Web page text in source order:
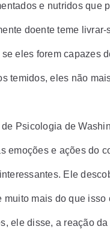
e nutridos que
doente teme livrar-
eles forem capazes
temidos, eles não
Psicologia de
emoções e ações do
Ele
mais do que isso
ele disse, a reação